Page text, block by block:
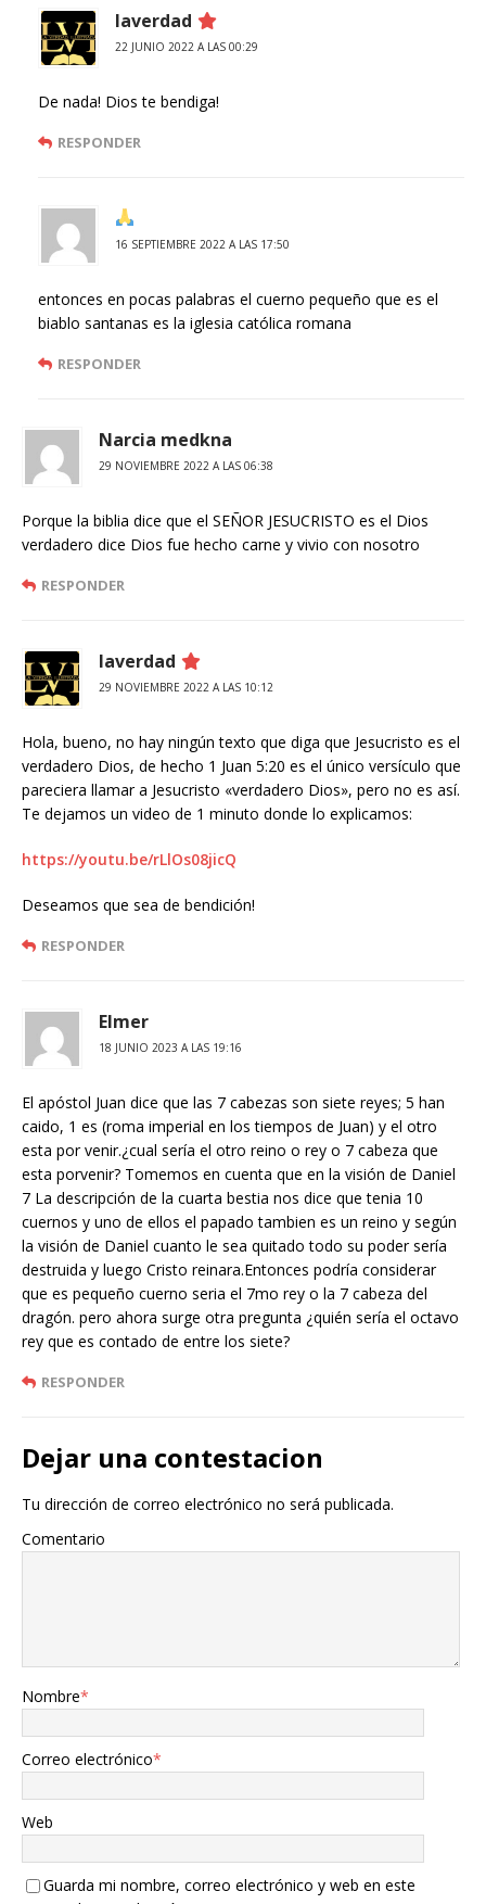
laverdad
22 JUNIO 2022 A LAS 00:29
De nada! Dios te bendiga!
RESPONDER
16 SEPTIEMBRE 2022 A LAS 17:50
entonces en pocas palabras el cuerno pequeño que es el
biablo santanas es la iglesia católica romana
RESPONDER
Narcia medkna
29 NOVIEMBRE 2022 A LAS 06:38
Porque la biblia dice que el SEÑOR JESUCRISTO es el Dios
verdadero dice Dios fue hecho carne y vivio con nosotro
RESPONDER
laverdad
29 NOVIEMBRE 2022 A LAS 10:12
Hola, bueno, no hay ningún texto que diga que Jesucristo es el
verdadero Dios, de hecho 1 Juan 5:20 es el único versículo que
pareciera llamar a Jesucristo «verdadero Dios», pero no es así.
Te dejamos un video de 1 minuto donde lo explicamos:
https://youtu.be/rLlOs08jicQ
Deseamos que sea de bendición!
RESPONDER
Elmer
18 JUNIO 2023 A LAS 19:16
El apóstol Juan dice que las 7 cabezas son siete reyes; 5 han
caido, 1 es (roma imperial en los tiempos de Juan) y el otro
esta por venir.¿cual sería el otro reino o rey o 7 cabeza que
esta porvenir? Tomemos en cuenta que en la visión de Daniel
7 La descripción de la cuarta bestia nos dice que tenia 10
cuernos y uno de ellos el papado tambien es un reino y según
la visión de Daniel cuanto le sea quitado todo su poder sería
destruida y luego Cristo reinara.Entonces podría considerar
que es pequeño cuerno seria el 7mo rey o la 7 cabeza del
dragón. pero ahora surge otra pregunta ¿quién sería el octavo
rey que es contado de entre los siete?
RESPONDER
Dejar una contestacion
Tu dirección de correo electrónico no será publicada.
Comentario
Nombre*
Correo electrónico*
Web
Guarda mi nombre, correo electrónico y web en este